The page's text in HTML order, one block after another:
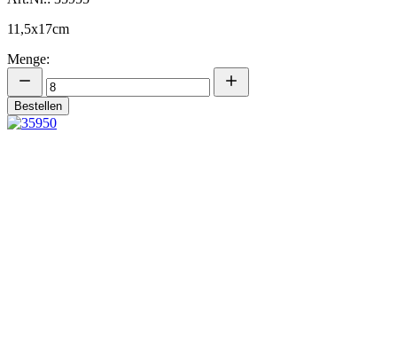
11,5x17cm
Menge:
Bestellen